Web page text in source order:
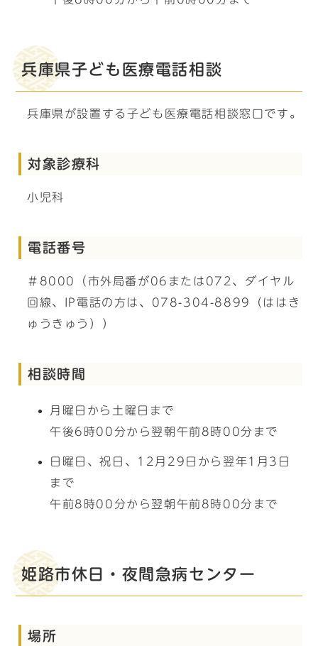
兵庫県子ども医療電話相談
兵庫県が設置する子ども医療電話相談窓口です。
対象診療科
小児科
電話番号
＃8000（市外局番が06または072、ダイヤル
回線、IP電話の方は、078-304-8899（ははき
ゅうきゅう））
相談時間
月曜日から土曜日まで
午後6時00分から翌朝午前8時00分まで
日曜日、祝日、12月29日から翌年1月3日
まで
午前8時00分から翌朝午前8時00分まで
姫路市休日・夜間急病センター
場所